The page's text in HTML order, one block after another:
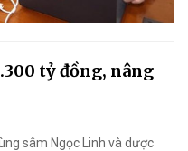
tỷ đồng, nâng
sâm Ngọc Linh và dược